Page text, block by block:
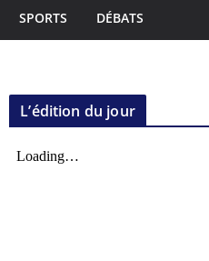
SPORTS DÉBATS
L’édition du jour